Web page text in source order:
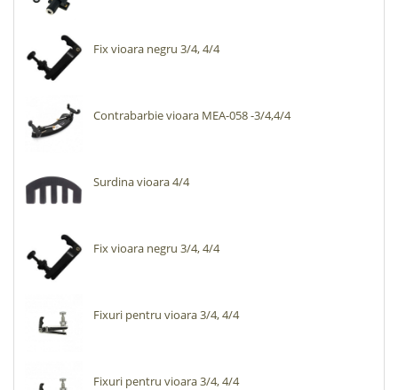
Fix vioara negru 3/4, 4/4
Contrabarbie vioara MEA-058 -3/4,4/4
Surdina vioara 4/4
Fix vioara negru 3/4, 4/4
Fixuri pentru vioara 3/4, 4/4
Fixuri pentru vioara 3/4, 4/4